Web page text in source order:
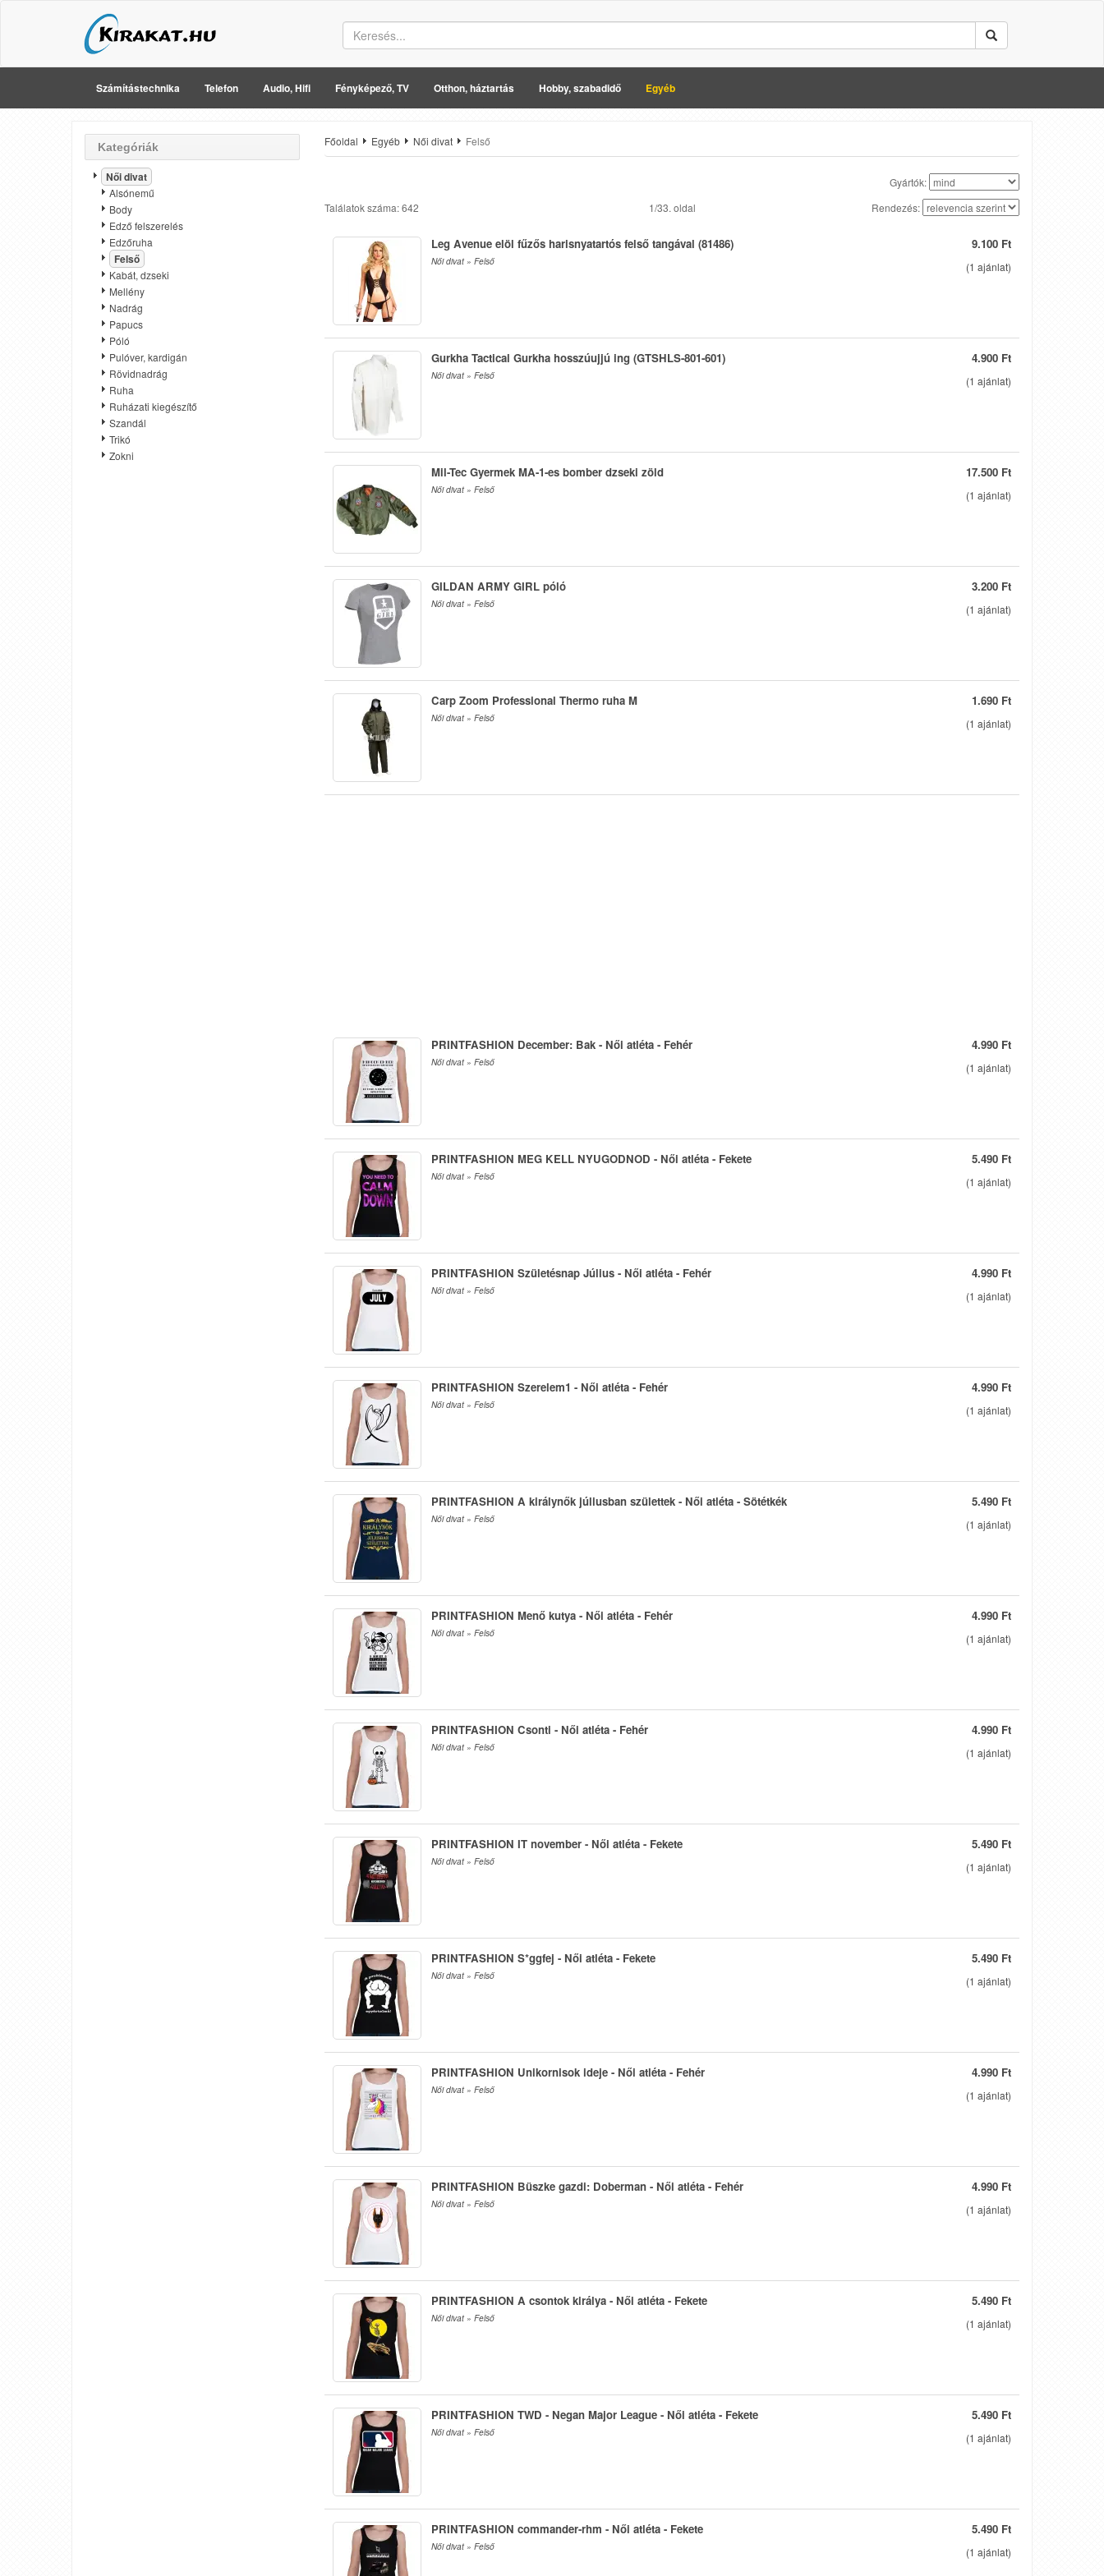
Számítástechnika Telefon Audio, Hifi Fényképező, TV Otthon, háztartás Hobby, szabadidő Egyéb
Kategóriák
Női divat
Alsónemű
Body
Edző felszerelés
Edzőruha
Felső
Kabát, dzseki
Mellény
Nadrág
Papucs
Póló
Pulóver, kardigán
Rövidnadrág
Ruha
Ruházati kiegészítő
Szandál
Trikó
Zokni
Főoldal Egyéb Női divat Felső
Gyártók:
Találatok száma: 642
1/33. oldal Rendezés:
9.100 Ft
(1 ajánlat)
Leg Avenue elöl fűzős harisnyatartós felső tangával (81486)
Női divat » Felső
4.900 Ft
(1 ajánlat)
Gurkha Tactical Gurkha hosszúujjú ing (GTSHLS-801-601)
Női divat » Felső
17.500 Ft
(1 ajánlat)
Mil-Tec Gyermek MA-1-es bomber dzseki zöld
Női divat » Felső
3.200 Ft
(1 ajánlat)
GILDAN ARMY GIRL póló
Női divat » Felső
1.690 Ft
(1 ajánlat)
Carp Zoom Professional Thermo ruha M
Női divat » Felső
4.990 Ft
(1 ajánlat)
PRINTFASHION December: Bak - Női atléta - Fehér
Női divat » Felső
5.490 Ft
(1 ajánlat)
PRINTFASHION MEG KELL NYUGODNOD - Női atléta - Fekete
Női divat » Felső
4.990 Ft
(1 ajánlat)
PRINTFASHION Születésnap Július - Női atléta - Fehér
Női divat » Felső
4.990 Ft
(1 ajánlat)
PRINTFASHION Szerelem1 - Női atléta - Fehér
Női divat » Felső
5.490 Ft
(1 ajánlat)
PRINTFASHION A királynők júliusban születtek - Női atléta - Sötétkék
Női divat » Felső
4.990 Ft
(1 ajánlat)
PRINTFASHION Menő kutya - Női atléta - Fehér
Női divat » Felső
4.990 Ft
(1 ajánlat)
PRINTFASHION Csonti - Női atléta - Fehér
Női divat » Felső
5.490 Ft
(1 ajánlat)
PRINTFASHION IT november - Női atléta - Fekete
Női divat » Felső
5.490 Ft
(1 ajánlat)
PRINTFASHION S*ggfej - Női atléta - Fekete
Női divat » Felső
4.990 Ft
(1 ajánlat)
PRINTFASHION Unikornisok ideje - Női atléta - Fehér
Női divat » Felső
4.990 Ft
(1 ajánlat)
PRINTFASHION Büszke gazdi: Doberman - Női atléta - Fehér
Női divat » Felső
5.490 Ft
(1 ajánlat)
PRINTFASHION A csontok királya - Női atléta - Fekete
Női divat » Felső
5.490 Ft
(1 ajánlat)
PRINTFASHION TWD - Negan Major League - Női atléta - Fekete
Női divat » Felső
5.490 Ft
(1 ajánlat)
PRINTFASHION commander-rhm - Női atléta - Fekete
Női divat » Felső